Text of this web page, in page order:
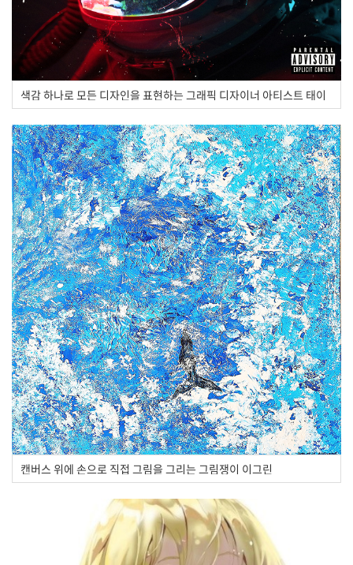
색감 하나로 모든 디자인을 표현하는 그래픽 디자이너 아티스트 태이
캔버스 위에 손으로 직접 그림을 그리는 그림쟁이 이그린